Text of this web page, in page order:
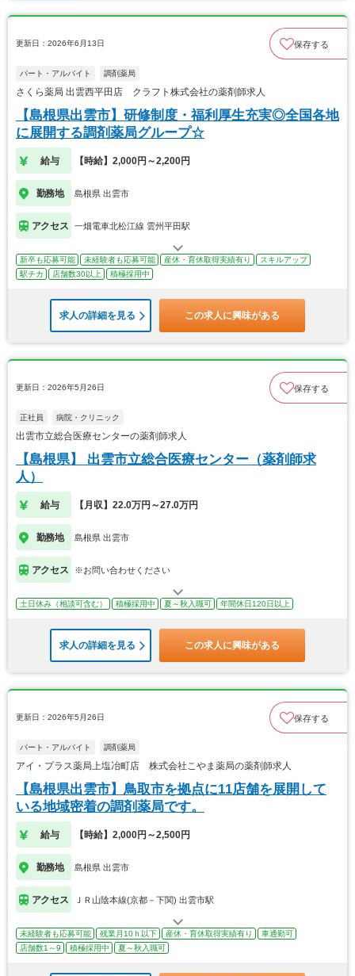
更新日：2026年6月13日 保存する
パート・アルバイト 調剤薬局
さくら薬局 出雲西平田店 クラフト株式会社の薬剤師求人
【島根県出雲市】研修制度・福利厚生充実◎全国各地
に展開する調剤薬局グループ☆
給与 【時給】2,000円～2,200円
勤務地 島根県 出雲市
アクセス 一畑電車北松江線 雲州平田駅
新卒も応募可能 未経験者も応募可能 産休・育休取得実績有り
スキルアップ
駅チカ
店舗数30以上 積極採用中
求人の詳細を見る この求人に興味がある
更新日：2026年5月26日 保存する
正社員 病院・クリニック
出雲市立総合医療センターの薬剤師求人
【島根県】 出雲市立総合医療センター（薬剤師求
人）
給与 【月収】22.0万円～27.0万円
勤務地 島根県 出雲市
アクセス ※お問い合わせください
土日休み（相談可含む） 積極採用中 夏～秋入職可 年間休日120日以上
求人の詳細を見る この求人に興味がある
更新日：2026年5月26日 保存する
パート・アルバイト 調剤薬局
アイ・プラス薬局上塩冶町店 株式会社こやま薬局の薬剤師求人
【島根県出雲市】鳥取市を拠点に11店舗を展開して
いる地域密着の調剤薬局です。
給与 【時給】2,000円～2,500円
勤務地 島根県 出雲市
アクセス ＪＲ山陰本線(京都－下関) 出雲市駅
未経験者も応募可能 残業月10ｈ以下 産休・育休取得実績有り
車通勤可
店舗数1～9
積極採用中 夏～秋入職可